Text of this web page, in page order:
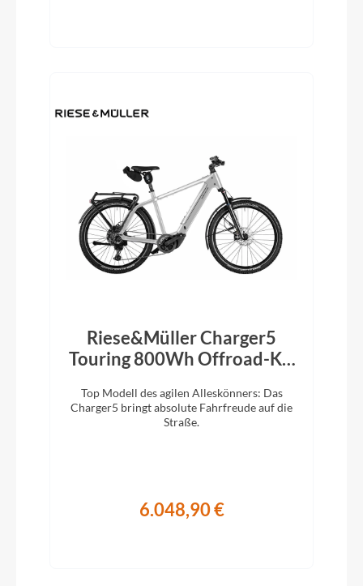
Riese&Müller Charger5
Touring 800Wh Offroad-Kit
Top Modell des agilen Alleskönners: Das
Charger5 bringt absolute Fahrfreude auf die
Straße.
6.048,90 €